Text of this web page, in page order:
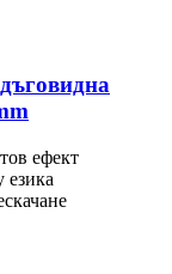
ефект
езика